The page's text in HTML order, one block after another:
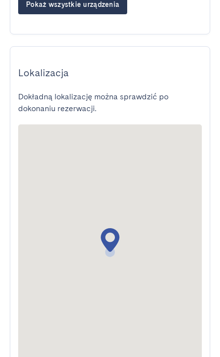
Pokaż wszystkie urządzenia
Lokalizacja
Dokładną lokalizację można sprawdzić po
dokonaniu rezerwacji.